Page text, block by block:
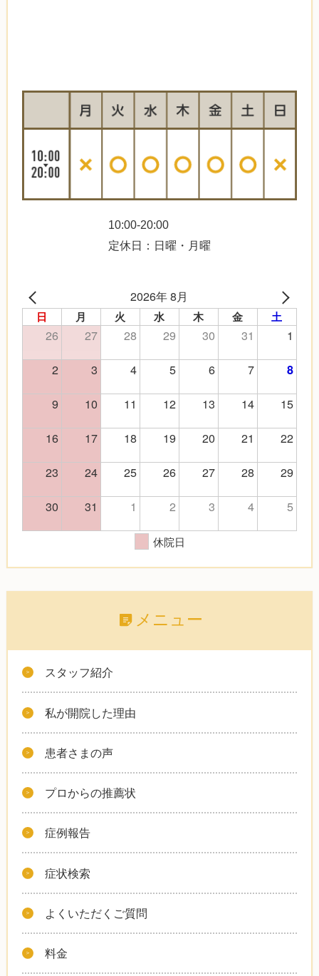
10:00-20:00
定休日：日曜・月曜
2026年 8月
日 月 火 水 木 金 土
26 27 28 29 30 31
1
2
3 4 5 6 7 8
9 10 11 12 13 14
15
16
17 18 19 20 21
22
23
24 25 26 27 28
29
30
31 1 2 3 4 5
休院日
メニュー
スタッフ紹介
私が開院した理由
患者さまの声
プロからの推薦状
症例報告
症状検索
よくいただくご質問
料金